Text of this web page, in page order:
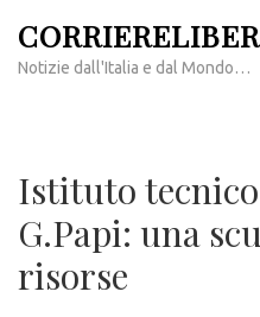
contenuto
Notizie dall'Italia e dal Mondo…
Istituto
G.Papi: una
risorse